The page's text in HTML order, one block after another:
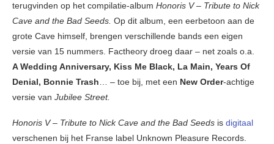
terugvinden op het compilatie-album Honoris V – Tribute to Nick
Cave and the Bad Seeds. Op dit album, een eerbetoon aan de
grote Cave himself, brengen verschillende bands een eigen
versie van 15 nummers. Factheory droeg daar – net zoals o.a.
A Wedding Anniversary, Kiss Me Black, La Main, Years Of
Denial, Bonnie Trash… – toe bij, met een New Order-achtige
versie van Jubilee Street.
Honoris V – Tribute to Nick Cave and the Bad Seeds is digitaal
verschenen bij het Franse label Unknown Pleasure Records.